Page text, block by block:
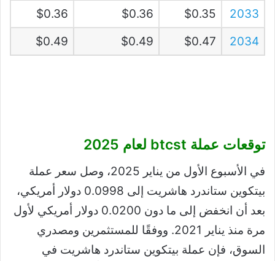
2033
$0.35
$0.36
$0.36
2034
$0.47
$0.49
$0.49
توقعات عملة btcst لعام 2025
في الأسبوع الأول من يناير 2025، وصل سعر عملة
بيتكوين ستاندرد هاشريت إلى 0.0998 دولار أمريكي،
بعد أن انخفض إلى ما دون 0.0200 دولار أمريكي لأول
مرة منذ يناير 2021. ووفقًا للمستثمرين ومصدري
السوق، فإن عملة بيتكوين ستاندرد هاشريت في